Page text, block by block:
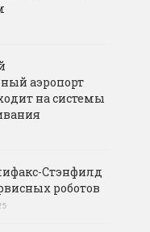
аэропорт
на системы
Стэнфилд
роботов